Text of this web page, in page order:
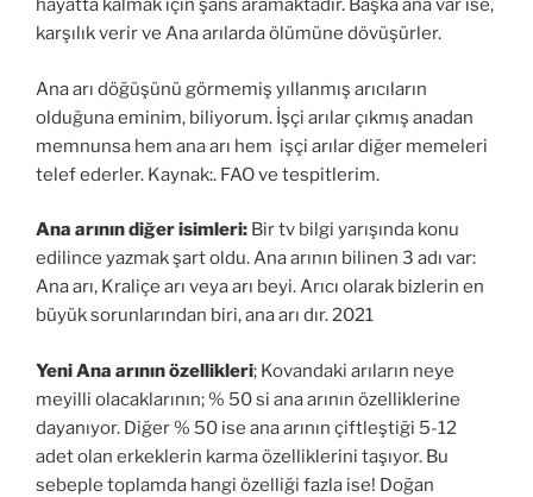
hayatta kalmak için şans aramaktadır. Başka ana var ise,
karşılık verir ve Ana arılarda ölümüne dövüşürler.
Ana arı döğüşünü görmemiş yıllanmış arıcıların
olduğuna eminim, biliyorum. İşçi arılar çıkmış anadan
memnunsa hem ana arı hem işçi arılar diğer memeleri
telef ederler. Kaynak:. FAO ve tespitlerim.
Ana arının diğer isimleri: Bir tv bilgi yarışında konu
edilince yazmak şart oldu. Ana arının bilinen 3 adı var:
Ana arı, Kraliçe arı veya arı beyi. Arıcı olarak bizlerin en
büyük sorunlarından biri, ana arı dır. 2021
Yeni Ana arının özellikleri; Kovandaki arıların neye
meyilli olacaklarının; % 50 si ana arının özelliklerine
dayanıyor. Diğer % 50 ise ana arının çiftleştiği 5-12
adet olan erkeklerin karma özelliklerini taşıyor. Bu
sebeple toplamda hangi özelliği fazla ise! Doğan